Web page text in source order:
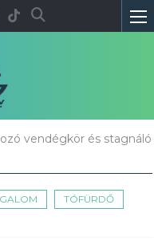
vendégkör és stagnáló
TÓFÜRDŐ